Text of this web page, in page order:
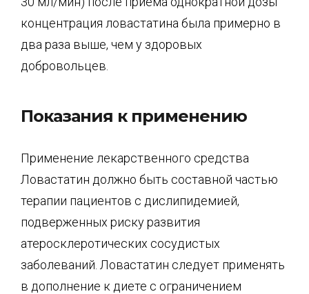
концентрация ловастатина была примерно в
два раза выше, чем у здоровых
добровольцев.
Показания к применению
Применение лекарственного средства
Ловастатин должно быть составной частью
терапии пациентов с дислипидемией,
подверженных риску развития
атеросклеротических сосудистых
заболеваний. Ловастатин следует применять
в дополнение к диете с ограничением